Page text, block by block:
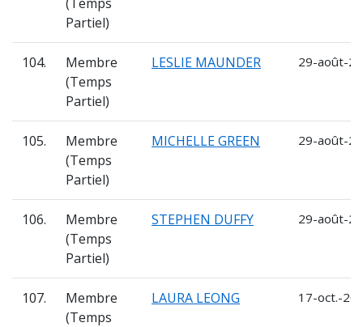
Partiel)
104.
Membre
(Temps
Partiel)
LESLIE MAUNDER 29-août-
105.
Membre
(Temps
Partiel)
MICHELLE GREEN 29-août-
106.
Membre
(Temps
Partiel)
STEPHEN DUFFY 29-août-
107.
Membre
(Temps
LAURA LEONG 17-oct.-